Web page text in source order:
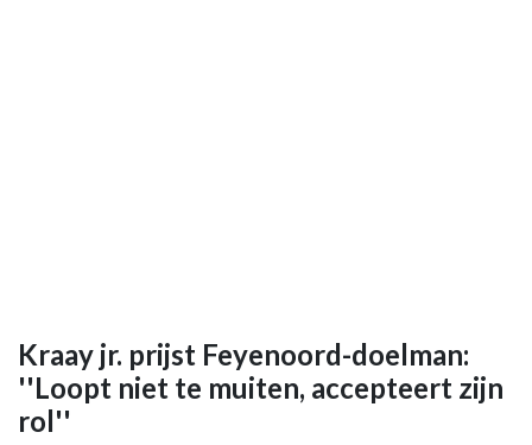
Kraay jr. prijst Feyenoord-doelman:
''Loopt niet te muiten, accepteert zijn
rol''